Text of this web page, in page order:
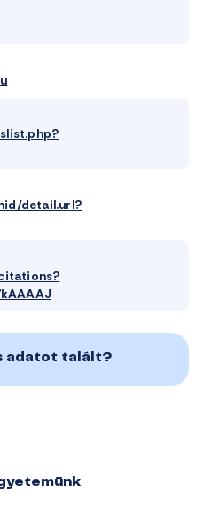
detail.url?
adatot talált?